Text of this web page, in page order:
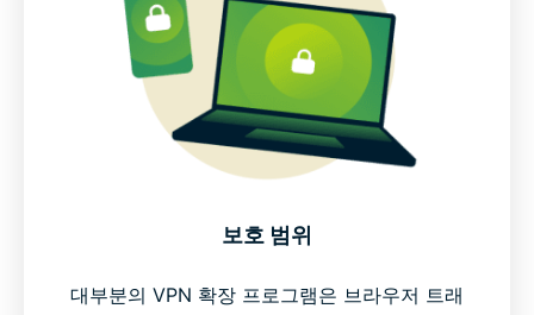
보호 범위
대부분의 VPN 확장 프로그램은 브라우저 트래